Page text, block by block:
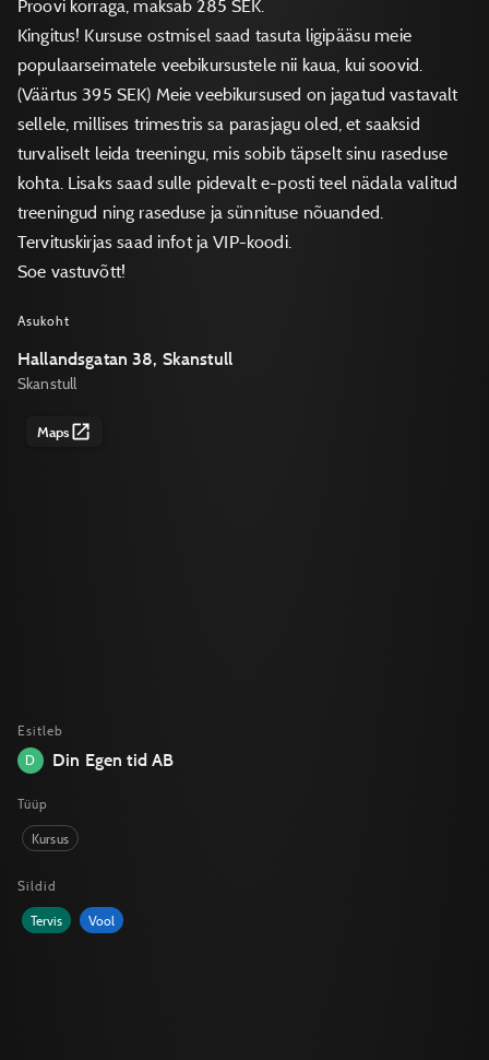
Proovi korraga, maksab 285 SEK.
Kingitus! Kursuse ostmisel saad tasuta ligipääsu meie
populaarseimatele veebikursustele nii kaua, kui soovid.
(Väärtus 395 SEK) Meie veebikursused on jagatud vastavalt
sellele, millises trimestris sa parasjagu oled, et saaksid
turvaliselt leida treeningu, mis sobib täpselt sinu raseduse
kohta. Lisaks saad sulle pidevalt e-posti teel nädala valitud
treeningud ning raseduse ja sünnituse nõuanded.
Tervituskirjas saad infot ja VIP-koodi.
Soe vastuvõtt!
Asukoht
Hallandsgatan 38, Skanstull
Skanstull
Maps
Esitleb
D
Din Egen tid AB
Tüüp
Kursus
Sildid
Tervis Vool